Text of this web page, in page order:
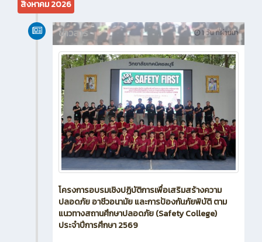
สิงหาคม 2026
1 วัน ที่ผ่านมา
ข่าวสาร
โครงการอบรมเชิงปฏิบัติการเพื่อเสริมสร้างความ
ปลอดภัย อาชีวอนามัย และการป้องกันภัยพิบัติ ตาม
แนวทางสถานศึกษาปลอดภัย (Safety College)